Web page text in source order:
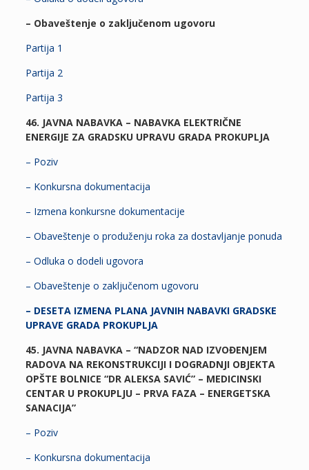
– Obaveštenje o zaključenom ugovoru
Partija 1
Partija 2
Partija 3
46. JAVNA NABAVKA – NABAVKA ELEKTRIČNE
ENERGIJE ZA GRADSKU UPRAVU GRADA PROKUPLJA
– Poziv
– Konkursna dokumentacija
– Izmena konkursne dokumentacije
– Obaveštenje o produženju roka za dostavljanje ponuda
– Odluka o dodeli ugovora
– Obaveštenje o zaključenom ugovoru
– DESETA IZMENA PLANA JAVNIH NABAVKI GRADSKE
UPRAVE GRADA PROKUPLJA
45. JAVNA NABAVKA – “NADZOR NAD IZVOĐENJEM
RADOVA NA REKONSTRUKCIJI I DOGRADNJI OBJEKTA
OPŠTE BOLNICE “DR ALEKSA SAVIĆ” – MEDICINSKI
CENTAR U PROKUPLJU – PRVA FAZA – ENERGETSKA
SANACIJA”
– Poziv
– Konkursna dokumentacija